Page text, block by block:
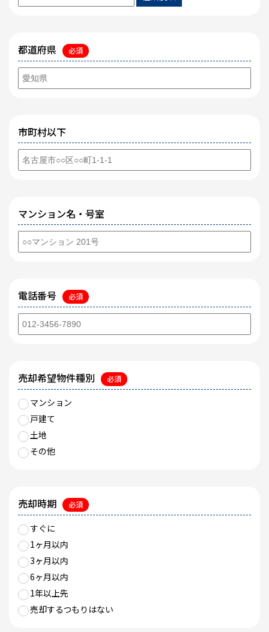
都道府県 必須
市町村以下
マンション名・号室
電話番号 必須
売却希望物件種別 必須
マンション
戸建て
土地
その他
売却時期 必須
すぐに
1ヶ月以内
3ヶ月以内
6ヶ月以内
1年以上先
売却するつもりはない